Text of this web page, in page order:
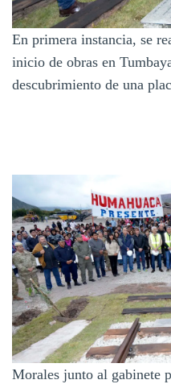
En primera instancia, se
inicio de obras en
descubrimiento de una
Morales junto al gabinete